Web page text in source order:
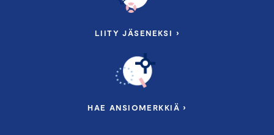
LIITY JÄSENEKSI ›
HAE ANSIOMERKKIÄ ›